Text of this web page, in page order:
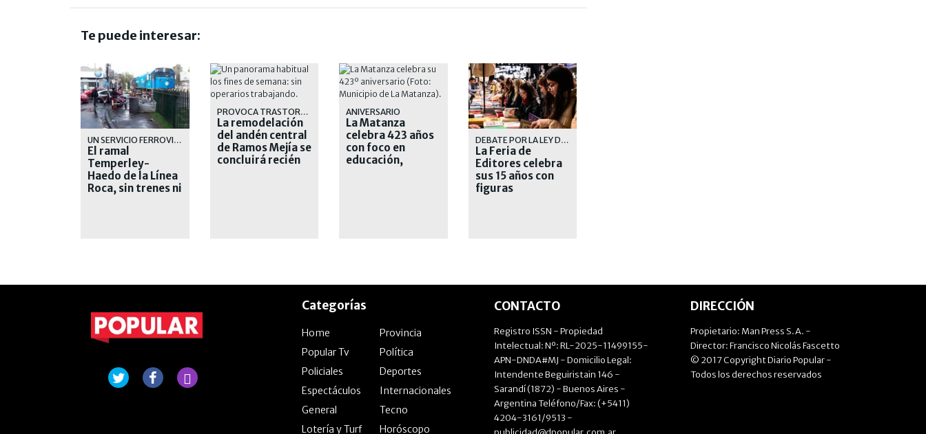
Te puede interesar:
UN SERVICIO FERROVIARIO QUE CADA DIA SE DEGRADA MAS
El ramal
Temperley-
Haedo de la Línea
Roca, sin trenes ni
PROVOCA TRASTORNOS A LOS PASAJEROS Y AL SERVICIO DE LA LINEA SARMIENTO
La remodelación
del andén central
de Ramos Mejía se
concluirá recién
ANIVERSARIO
La Matanza
celebra 423 años
con foco en
educación,
DEBATE POR LA LEY DEL LIBRO
La Feria de
Editores celebra
sus 15 años con
figuras
Categorías
Home
Provincia
Popular Tv
Política
Policiales
Deportes
Espectáculos
Internacionales
General
Tecno
Lotería y Turf
Horóscopo
CONTACTO
Registro ISSN - Propiedad
Intelectual: Nº: RL-2025-11499155-
APN-DNDA#MJ - Domicilio Legal:
Intendente Beguiristain 146 -
Sarandí (1872) - Buenos Aires -
Argentina Teléfono/Fax: (+5411)
4204-3161/9513 -
DIRECCIÓN
Propietario: Man Press S.A. -
Director: Francisco Nicolás Fascetto
© 2017 Copyright Diario Popular -
Todos los derechos reservados